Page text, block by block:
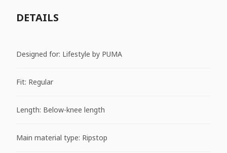
DETAILS
Designed for: Lifestyle by PUMA
Fit: Regular
Length: Below-knee length
Main material type: Ripstop